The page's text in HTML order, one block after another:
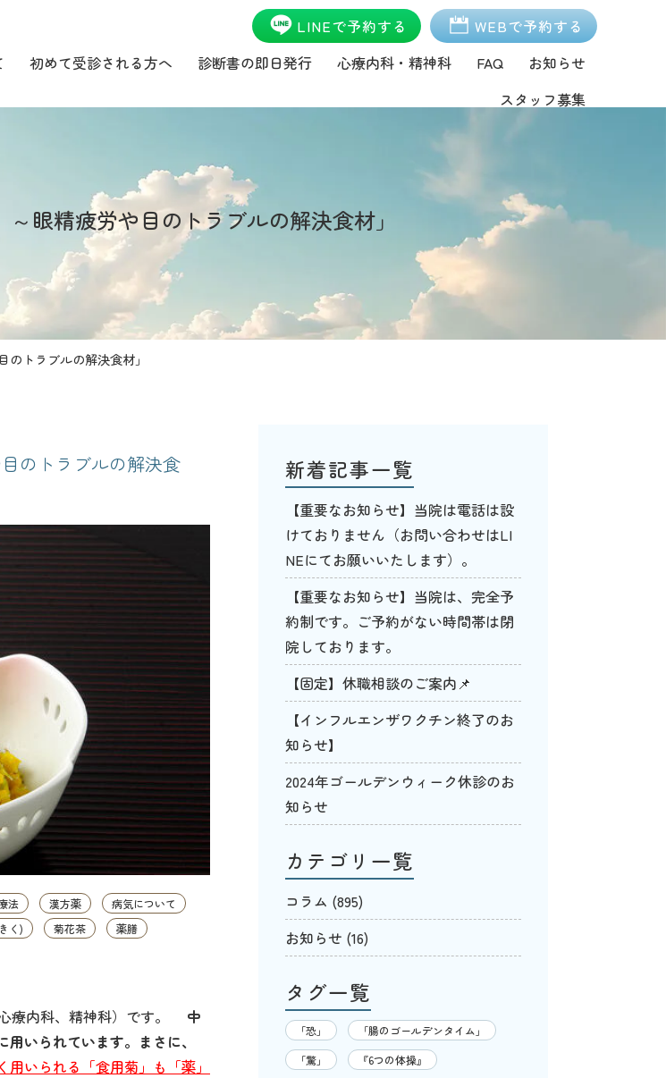
LINEで予約する
WEBで予約する
初めて受診される方へ 診断書の即日発行 心療内科・精神科 FAQ
お知らせ
スタッフ募集
眼精疲労や目のトラブルの解決食材」
トラブルの解決食材」
のトラブルの解決食
法 漢方薬
病気について
く) 菊花茶
薬膳
療内科、精神科）です。 中
いられています。まさに、
いられる「食用菊」も「薬」
新着記事一覧
【重要なお知らせ】当院は電話は設
けておりません（お問い合わせはLI
NEにてお願いいたします）。
【重要なお知らせ】当院は、完全予
約制です。ご予約がない時間帯は閉
院しております。
【固定】休職相談のご案内📌
【インフルエンザワクチン終了のお
知らせ】
2024年ゴールデンウィーク休診のお
知らせ
カテゴリ一覧
コラム (895)
お知らせ (16)
タグ一覧
「恐」
「腸のゴールデンタイム」
「驚」
『6つの体操』